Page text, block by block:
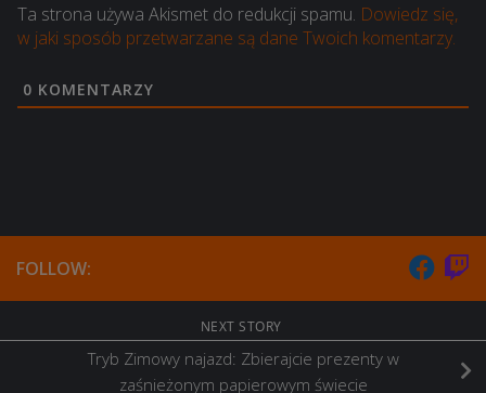
Ta strona używa Akismet do redukcji spamu. Dowiedz się,
w jaki sposób przetwarzane są dane Twoich komentarzy.
0 KOMENTARZY
FOLLOW:
NEXT STORY
Tryb Zimowy najazd: Zbierajcie prezenty w
zaśnieżonym papierowym świecie